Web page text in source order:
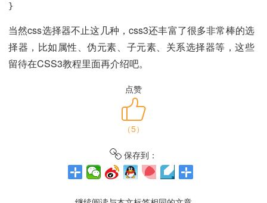
}
当然css选择器不止这几种，css3还丰富了很多非常棒的选
择器，比如属性、伪元素、子元素、关系选择器等，这些
留待在CSS3教程里面再介绍吧。
点赞
（5）
保存到：